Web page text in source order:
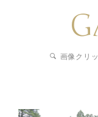
画像クリ